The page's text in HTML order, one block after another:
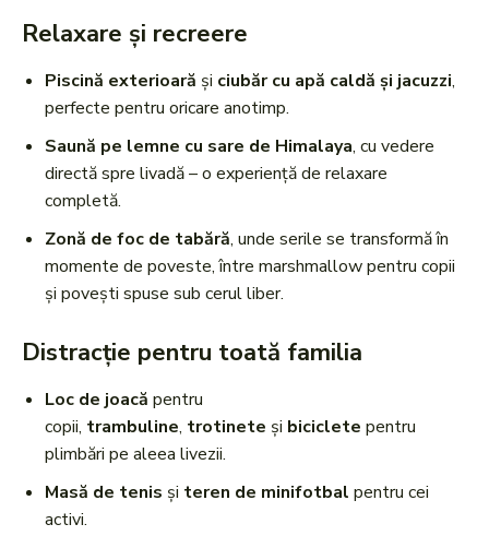
Relaxare și recreere
Piscină exterioară și ciubăr cu apă caldă și jacuzzi,
perfecte pentru oricare anotimp.
Saună pe lemne cu sare de Himalaya, cu vedere
directă spre livadă – o experiență de relaxare
completă.
Zonă de foc de tabără, unde serile se transformă în
momente de poveste, între marshmallow pentru copii
și povești spuse sub cerul liber.
Distracție pentru toată familia
Loc de joacă pentru
copii, trambuline, trotinete și biciclete pentru
plimbări pe aleea livezii.
Masă de tenis și teren de minifotbal pentru cei
activi.